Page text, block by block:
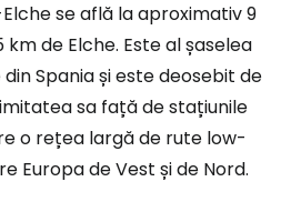
se află la aproximativ 9
de Elche. Este al șaselea
Spania și este deosebit de
sa față de stațiunile
o rețea largă de rute low-
Europa de Vest și de Nord.